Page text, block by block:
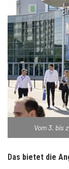
Vom 3. bis
Das bietet die